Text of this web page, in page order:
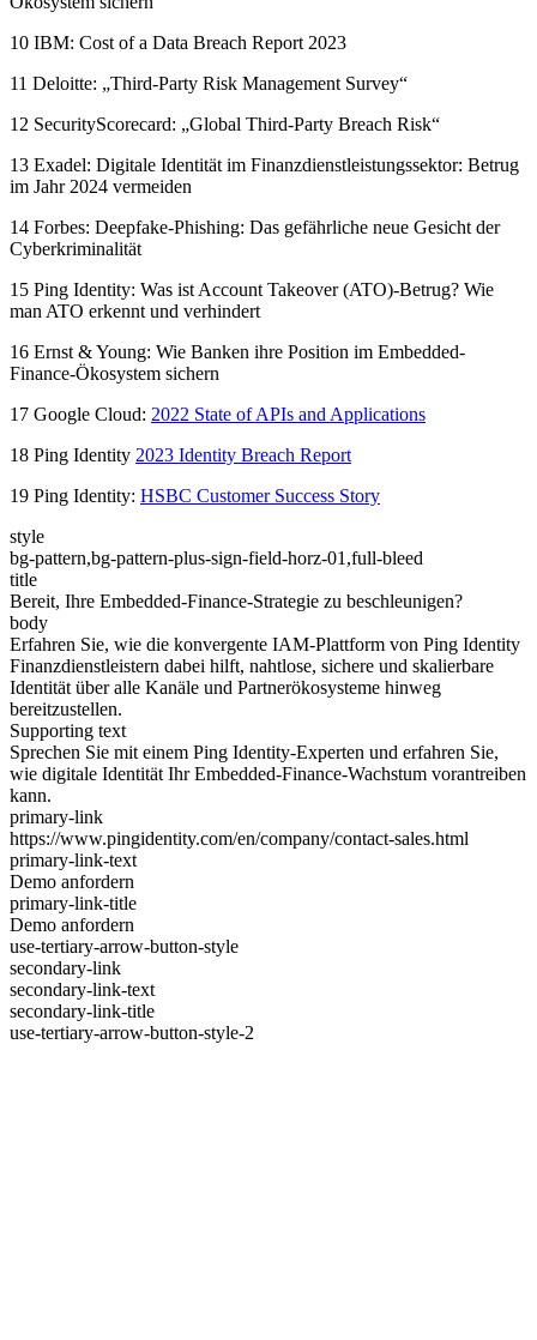
10 IBM: Cost of a Data Breach Report 2023
11 Deloitte: „Third-Party Risk Management Survey“
12 SecurityScorecard: „Global Third-Party Breach Risk“
13 Exadel: Digitale Identität im Finanzdienstleistungssektor: Betrug
im Jahr 2024 vermeiden
14 Forbes: Deepfake-Phishing: Das gefährliche neue Gesicht der
Cyberkriminalität
15 Ping Identity: Was ist Account Takeover (ATO)-Betrug? Wie
man ATO erkennt und verhindert
16 Ernst & Young: Wie Banken ihre Position im Embedded-
Finance-Ökosystem sichern
17 Google Cloud: 2022 State of APIs and Applications
18 Ping Identity 2023 Identity Breach Report
19 Ping Identity: HSBC Customer Success Story
style
bg-pattern,bg-pattern-plus-sign-field-horz-01,full-bleed
title
Bereit, Ihre Embedded-Finance-Strategie zu beschleunigen?
body
Erfahren Sie, wie die konvergente IAM-Plattform von Ping Identity
Finanzdienstleistern dabei hilft, nahtlose, sichere und skalierbare
Identität über alle Kanäle und Partnerökosysteme hinweg
bereitzustellen.
Supporting text
Sprechen Sie mit einem Ping Identity-Experten und erfahren Sie,
wie digitale Identität Ihr Embedded-Finance-Wachstum vorantreiben
kann.
primary-link
https://www.pingidentity.com/en/company/contact-sales.html
primary-link-text
Demo anfordern
primary-link-title
Demo anfordern
use-tertiary-arrow-button-style
secondary-link
secondary-link-text
secondary-link-title
use-tertiary-arrow-button-style-2